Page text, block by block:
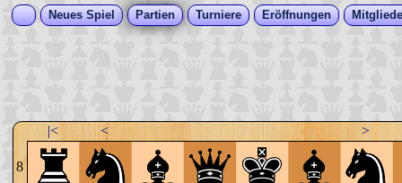
Neues Spiel Partien Turniere Eröffnungen
|< < >
8